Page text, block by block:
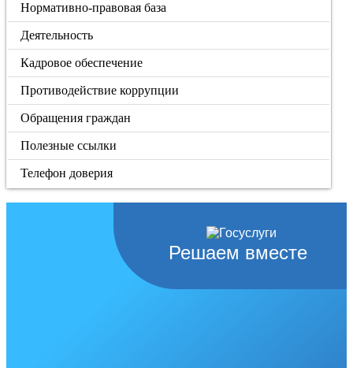
Нормативно-правовая база
Деятельность
Кадровое обеспечение
Противодействие коррупции
Обращения граждан
Полезные ссылки
Телефон доверия
Решаем вместе